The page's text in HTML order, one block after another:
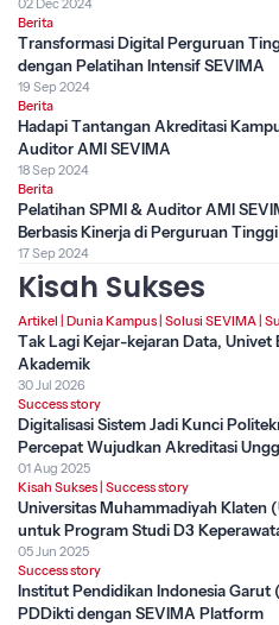
02 Dec 2024
Berita
Transformasi Digital Perguruan
dengan Pelatihan Intensif SEVIMA
19 Sep 2024
Berita
Hadapi Tantangan Akreditasi
Auditor AMI SEVIMA
18 Sep 2024
Berita
Pelatihan SPMI & Auditor AMI
Berbasis Kinerja di Perguruan Tinggi
17 Sep 2024
Kisah Sukses
Artikel Dunia Kampus Solusi SEVIMA
Tak Lagi Kejar-kejaran Data, Univet
Akademik
30 Jul 2026
Success story
Digitalisasi Sistem Jadi Kunci
Percepat Wujudkan Akreditasi
01 Aug 2025
Kisah Sukses Success story
Universitas Muhammadiyah Klaten
untuk Program Studi D3
05 Jun 2025
Success story
Institut Pendidikan Indonesia Garut
PDDikti dengan SEVIMA Platform